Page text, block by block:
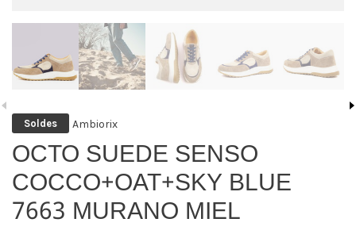
Soldes Ambiorix
OCTO SUEDE SENSO
COCCO+OAT+SKY BLUE
7663 MURANO MIEL